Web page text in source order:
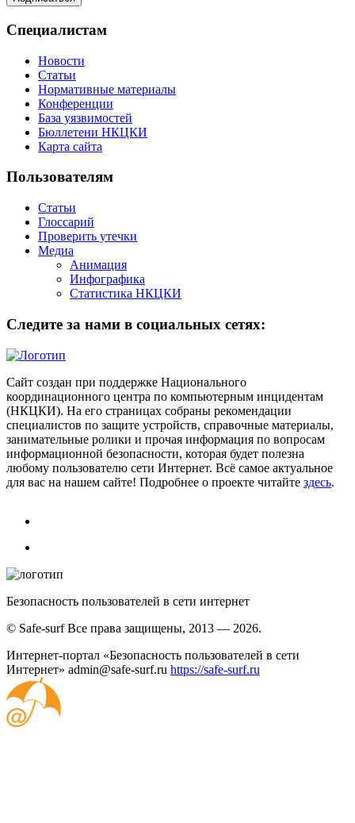
Специалистам
Новости
Статьи
Нормативные материалы
Конференции
База уязвимостей
Бюллетени НКЦКИ
Карта сайта
Пользователям
Статьи
Глоссарий
Проверить утечки
Медиа
Анимация
Инфографика
Статистика НКЦКИ
Следите за нами в социальных сетях:
Сайт создан при поддержке Национального
координационного центра по компьютерным инцидентам
(НКЦКИ). На его страницах собраны рекомендации
специалистов по защите устройств, справочные материалы,
занимательные ролики и прочая информация по вопросам
информационной безопасности, которая будет полезна
любому пользователю сети Интернет. Всё самое актуальное
для вас на нашем сайте! Подробнее о проекте читайте здесь.
Безопасность пользователей в сети интернет
© Safe-surf Все права защищены, 2013 — 2026.
Интернет-портал «Безопасность пользователей в сети
Интернет» admin@safe-surf.ru https://safe-surf.ru